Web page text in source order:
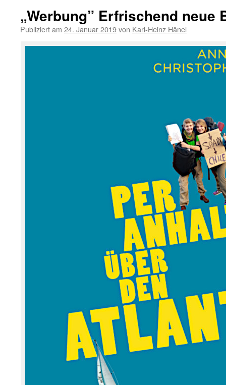
„Werbung” Erfrischend neue
Publiziert am 24. Januar 2019von Karl-Heinz Hänel